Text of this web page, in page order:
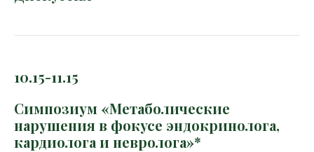
10.15-11.15
Симпозиум «Метаболические
нарушения в фокусе эндокринолога,
кардиолога и невролога»*